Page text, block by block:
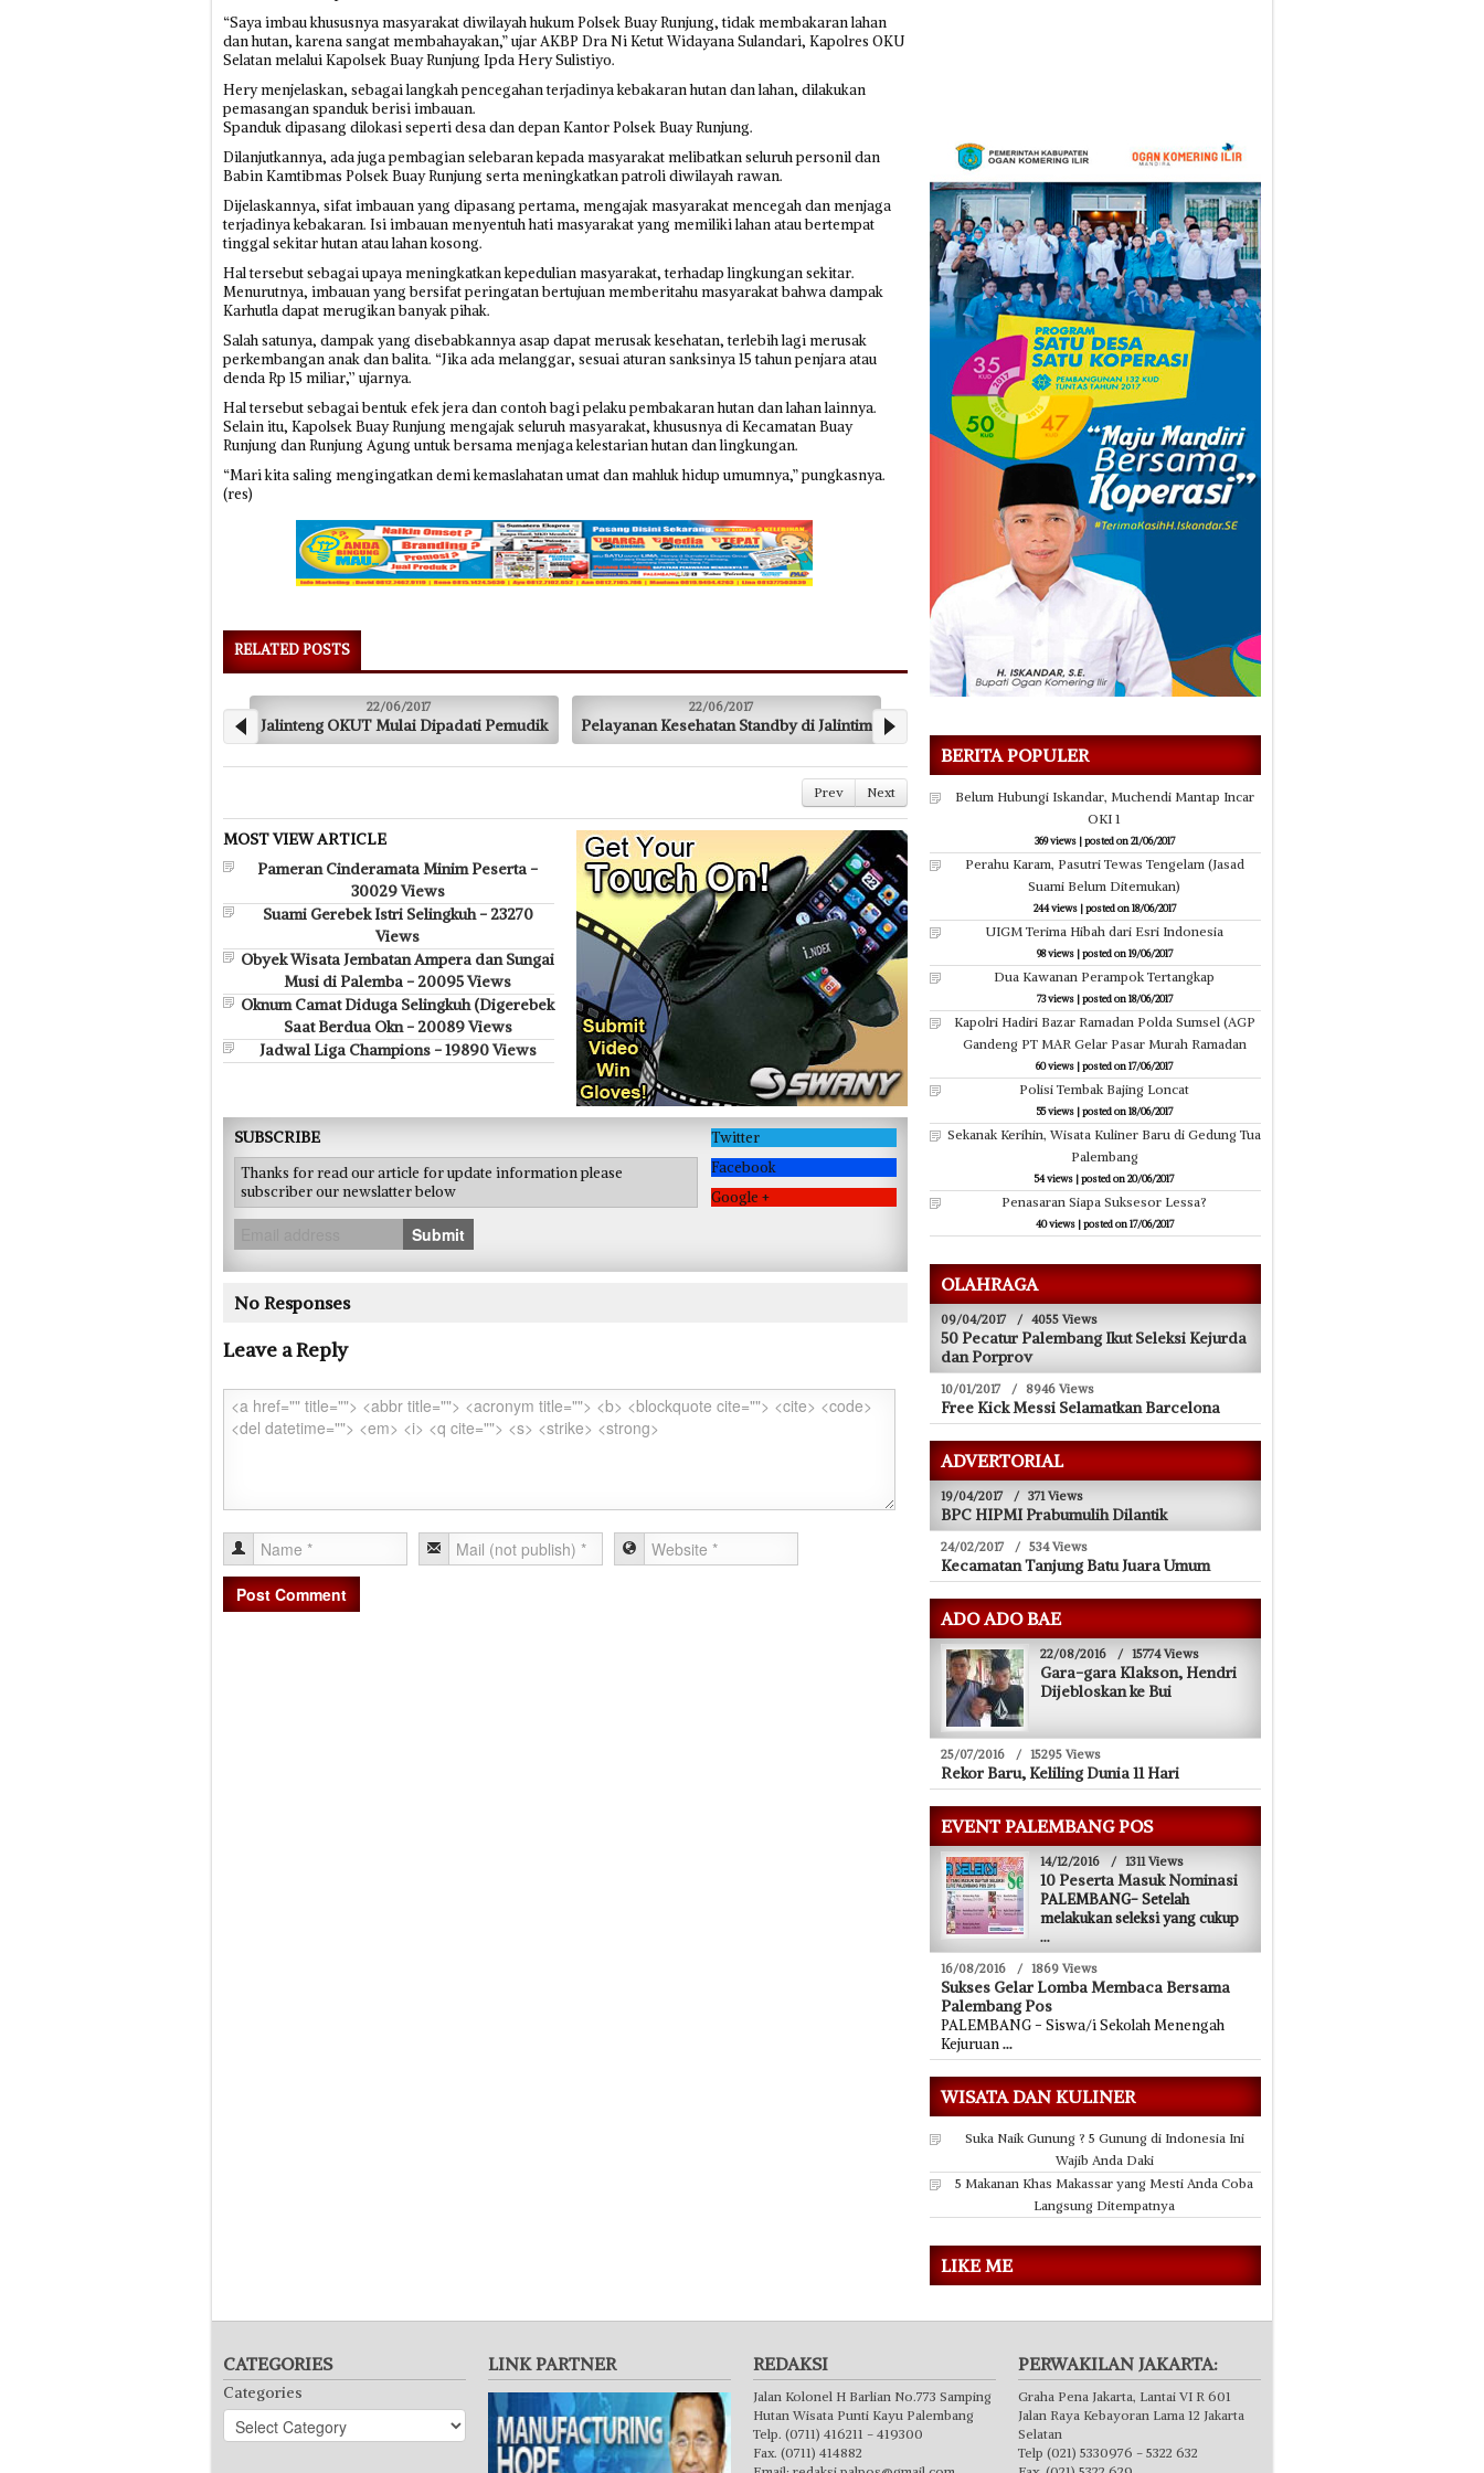
“Saya imbau khususnya masyarakat diwilayah hukum Polsek Buay Runjung, tidak membakaran lahan
dan hutan, karena sangat membahayakan,” ujar AKBP Dra Ni Ketut Widayana Sulandari, Kapolres OKU
Selatan melalui Kapolsek Buay Runjung Ipda Hery Sulistiyo.
Hery menjelaskan, sebagai langkah pencegahan terjadinya kebakaran hutan dan lahan, dilakukan
pemasangan spanduk berisi imbauan.
Spanduk dipasang dilokasi seperti desa dan depan Kantor Polsek Buay Runjung.
Dilanjutkannya, ada juga pembagian selebaran kepada masyarakat melibatkan seluruh personil dan
Babin Kamtibmas Polsek Buay Runjung serta meningkatkan patroli diwilayah rawan.
Dijelaskannya, sifat imbauan yang dipasang pertama, mengajak masyarakat mencegah dan menjaga
terjadinya kebakaran. Isi imbauan menyentuh hati masyarakat yang memiliki lahan atau bertempat
tinggal sekitar hutan atau lahan kosong.
Hal tersebut sebagai upaya meningkatkan kepedulian masyarakat, terhadap lingkungan sekitar.
Menurutnya, imbauan yang bersifat peringatan bertujuan memberitahu masyarakat bahwa dampak
Karhutla dapat merugikan banyak pihak.
Salah satunya, dampak yang disebabkannya asap dapat merusak kesehatan, terlebih lagi merusak
perkembangan anak dan balita. “Jika ada melanggar, sesuai aturan sanksinya 15 tahun penjara atau
denda Rp 15 miliar,’’ ujarnya.
Hal tersebut sebagai bentuk efek jera dan contoh bagi pelaku pembakaran hutan dan lahan lainnya.
Selain itu, Kapolsek Buay Runjung mengajak seluruh masyarakat, khususnya di Kecamatan Buay
Runjung dan Runjung Agung untuk bersama menjaga kelestarian hutan dan lingkungan.
“Mari kita saling mengingatkan demi kemaslahatan umat dan mahluk hidup umumnya,” pungkasnya.
(res)
RELATED POSTS
Jalinteng OKUT Mulai Dipadati Pemudik Pelayanan Kesehatan Standby di Jalintim Periksa Kondisi Kesehatan Pengemudi Bus
Prev Next
MOST VIEW ARTICLE
Pameran Cinderamata Minim Peserta -
30029 Views
Suami Gerebek Istri Selingkuh - 23270
Views
Obyek Wisata Jembatan Ampera dan Sungai
Musi di Palemba - 20095 Views
Oknum Camat Diduga Selingkuh (Digerebek
Saat Berdua Okn - 20089 Views
Jadwal Liga Champions - 19890 Views
SUBSCRIBE
Thanks for read our article for update information please
subscriber our newslatter below
Submit
Twitter
Facebook
Google +
No Responses
Leave a Reply
BERITA POPULER
Belum Hubungi Iskandar, Muchendi Mantap Incar
OKI 1
369 views|posted on 21/06/2017
Perahu Karam, Pasutri Tewas Tengelam (Jasad
Suami Belum Ditemukan)
244 views|posted on 18/06/2017
UIGM Terima Hibah dari Esri Indonesia
98 views|posted on 19/06/2017
Dua Kawanan Perampok Tertangkap
73 views|posted on 18/06/2017
Kapolri Hadiri Bazar Ramadan Polda Sumsel (AGP
Gandeng PT MAR Gelar Pasar Murah Ramadan
60 views |posted on 17/06/2017
Polisi Tembak Bajing Loncat
55 views|posted on 18/06/2017
Sekanak Kerihin, Wisata Kuliner Baru di Gedung Tua
Palembang
54 views |posted on 20/06/2017
Penasaran Siapa Suksesor Lessa?
40 views|posted on 17/06/2017
OLAHRAGA
09/04/2017 / 4055 Views
50 Pecatur Palembang Ikut Seleksi Kejurda
dan Porprov
10/01/2017 / 8946 Views
Free Kick Messi Selamatkan Barcelona
ADVERTORIAL
19/04/2017 / 371 Views
BPC HIPMI Prabumulih Dilantik
24/02/2017 / 534 Views
Kecamatan Tanjung Batu Juara Umum
ADO ADO BAE
22/08/2016 / 15774 Views
Gara-gara Klakson, Hendri
Dijebloskan ke Bui
25/07/2016 / 15295 Views
Rekor Baru, Keliling Dunia 11 Hari
EVENT PALEMBANG POS
14/12/2016 / 1311 Views
10 Peserta Masuk Nominasi
PALEMBANG- Setelah
melakukan seleksi yang cukup
...
16/08/2016 / 1869 Views
Sukses Gelar Lomba Membaca Bersama
Palembang Pos
PALEMBANG - Siswa/i Sekolah Menengah
Kejuruan...
WISATA DAN KULINER
Suka Naik Gunung ? 5 Gunung di Indonesia Ini
Wajib Anda Daki
5 Makanan Khas Makassar yang Mesti Anda Coba
Langsung Ditempatnya
LIKE ME
CATEGORIES
Categories
LINK PARTNER REDAKSI
Jalan Kolonel H Barlian No.773 Samping
Hutan Wisata Punti Kayu Palembang
Telp. (0711) 416211 - 419300
Fax. (0711) 414882
PERWAKILAN JAKARTA:
Graha Pena Jakarta, Lantai VI R 601
Jalan Raya Kebayoran Lama 12 Jakarta
Selatan
Telp (021) 5330976 - 5322 632